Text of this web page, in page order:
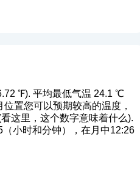
℉). 平均最低气温 24.1 ℃
置您可以预期较高的温度，
看这里，这个数字意味着什么).
小时和分钟），在月中12:26